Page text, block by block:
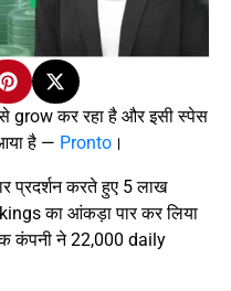
grow कर रहा है और इसी स्पेस
है — Pronto ।
प्रदर्शन करते हुए 5 लाख
का आंकड़ा पार कर लिया
कंपनी ने 22,000 daily